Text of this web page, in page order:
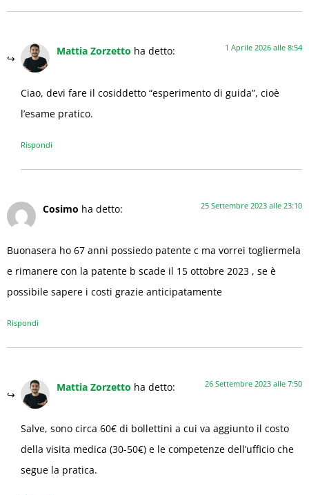
Mattia Zorzetto ha detto: 1 Aprile 2026 alle 8:54
Ciao, devi fare il cosiddetto “esperimento di guida”, cioè
l’esame pratico.
Rispondi
Cosimo ha detto: 25 Settembre 2023 alle 23:10
Buonasera ho 67 anni possiedo patente c ma vorrei togliermela
e rimanere con la patente b scade il 15 ottobre 2023 , se è
possibile sapere i costi grazie anticipatamente
Rispondi
Mattia Zorzetto ha detto: 26 Settembre 2023 alle 7:50
Salve, sono circa 60€ di bollettini a cui va aggiunto il costo
della visita medica (30-50€) e le competenze dell’ufficio che
segue la pratica.